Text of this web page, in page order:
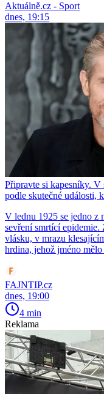
Aktuálně.cz - Sport
dnes, 19:15
Připravte si kapesníky.
podle skutečné události,
V lednu 1925 se jedno z
sevření smrtící
vlásku, v mrazu
hrdina, jehož jméno
FAJNTIP.cz
dnes, 19:00
4 min
Reklama